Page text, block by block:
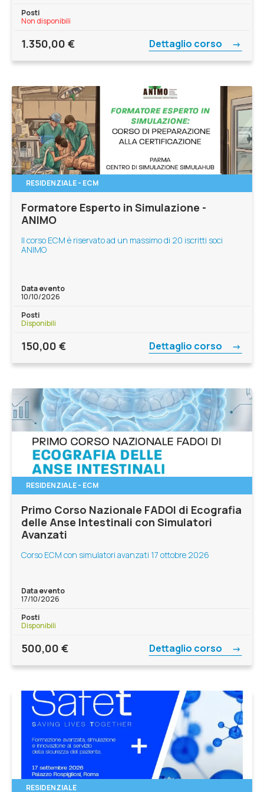
Posti
Non disponibili
1.350,00 € Dettaglio corso
RESIDENZIALE - ECM
Formatore Esperto in Simulazione -
ANIMO
Il corso ECM è riservato ad un massimo di 20 iscritti soci
ANIMO
Data evento
10/10/2026
Posti
Disponibili
150,00 € Dettaglio corso
RESIDENZIALE - ECM
Primo Corso Nazionale FADOI di Ecografia
delle Anse Intestinali con Simulatori
Avanzati
Corso ECM con simulatori avanzati 17 ottobre 2026
Data evento
17/10/2026
Posti
Disponibili
500,00 € Dettaglio corso
RESIDENZIALE